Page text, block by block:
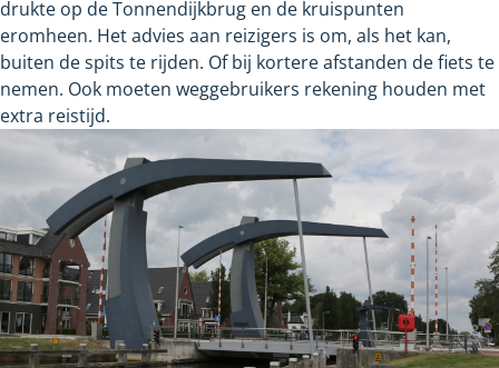
drukte op de Tonnendijkbrug en de kruispunten
eromheen. Het advies aan reizigers is om, als het kan,
buiten de spits te rijden. Of bij kortere afstanden de fiets te
nemen. Ook moeten weggebruikers rekening houden met
extra reistijd.